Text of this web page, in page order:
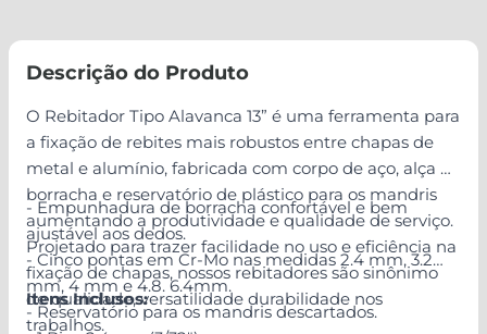
Descrição do Produto
O Rebitador Tipo Alavanca 13” é uma ferramenta para
a fixação de rebites mais robustos entre chapas de
metal e alumínio, fabricada com corpo de aço, alça de
borracha e reservatório de plástico para os mandris
aumentando a produtividade e qualidade de serviço.
Projetado para trazer facilidade no uso e eficiência na
fixação de chapas, nossos rebitadores são sinônimo
de qualidade, versatilidade durabilidade nos
trabalhos.
- Empunhadura de borracha confortável e bem
ajustável aos dedos.
- Cinco pontas em Cr-Mo nas medidas 2.4 mm, 3.2
mm, 4 mm e 4.8. 6.4mm.
- Reservatório para os mandris descartados.
Itens Inclusos: